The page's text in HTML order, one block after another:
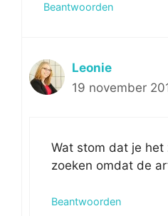
Beantwoorden
Leonie
19 november
Wat stom dat je het
zoeken omdat de
Beantwoorden